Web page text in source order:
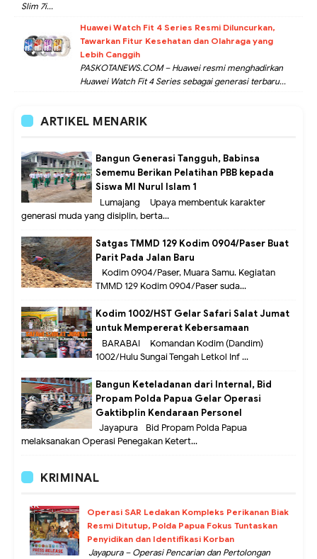
Slim 7i...
Huawei Watch Fit 4 Series Resmi Diluncurkan,
Tawarkan Fitur Kesehatan dan Olahraga yang
Lebih Canggih
PASKOTANEWS.COM – Huawei resmi menghadirkan
Huawei Watch Fit 4 Series sebagai generasi terbaru...
ARTIKEL MENARIK
Bangun Generasi Tangguh, Babinsa
Sememu Berikan Pelatihan PBB kepada
Siswa MI Nurul Islam 1
Lumajang – Upaya membentuk karakter
generasi muda yang disiplin, berta...
Satgas TMMD 129 Kodim 0904/Paser Buat
Parit Pada Jalan Baru
Kodim 0904/Paser, Muara Samu. Kegiatan
TMMD 129 Kodim 0904/Paser suda...
Kodim 1002/HST Gelar Safari Salat Jumat
untuk Mempererat Kebersamaan
BARABAI – Komandan Kodim (Dandim)
1002/Hulu Sungai Tengah Letkol Inf ...
Bangun Keteladanan dari Internal, Bid
Propam Polda Papua Gelar Operasi
Gaktibplin Kendaraan Personel
Jayapura –Bid Propam Polda Papua
melaksanakan Operasi Penegakan Ketert...
KRIMINAL
Operasi SAR Ledakan Kompleks Perikanan Biak
Resmi Ditutup, Polda Papua Fokus Tuntaskan
Penyidikan dan Identifikasi Korban
Jayapura – Operasi Pencarian dan Pertolongan